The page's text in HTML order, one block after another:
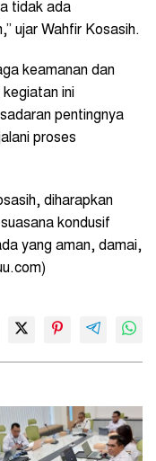
tidak ada
ujar Wahfir Kosasih.
keamanan dan
ini
pentingnya
proses
diharapkan
kondusif
yang aman, damai,